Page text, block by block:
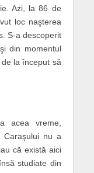
Azi, la 86 de
locnaşterea
S-a descoperit
din momentul
la început să
acea vreme,
Caraşului nu a
că există aici
studiate din